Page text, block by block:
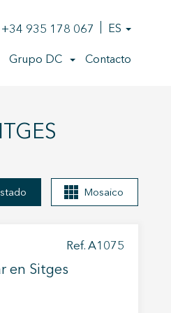
+34 935 178 067 ES
Grupo DC Contacto
Mosaico
Ref. A1075
en Sitges